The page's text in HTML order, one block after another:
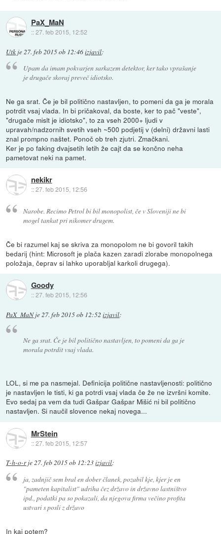
PaX_MaN
::27. feb 2015, 12:52
Utk je 27. feb 2015 ob 12:46izjavil:
Upam da imam pokvarjen sarkazem detektor, ker tako vprašanje
je drugače skoraj preveč idiotsko.
Ne ga srat. Če je bil politično nastavljen, to pomeni da ga je morala
potrdit vsaj vlada. In bi pričakoval, da boste, ker to pač "veste",
"drugače mislt je idiotsko", to za vseh 2000+ ljudi v
upravah/nadzornih svetih vseh ~500 podjetij v (delni) državni lasti
znal prompno naštet. Ponoč ob treh zjutri. Zmačkani.
Ker je po faking dvajsetih letih že cajt da se končno neha
pametovat neki na pamet.
nekikr
::27. feb 2015, 12:56
Narobe. Recimo Petrol bi bil monopolist, če v Sloveniji ne bi
mogel tankat pri nikomer drugem.
Če bi razumel kaj se skriva za monopolom ne bi govoril takih
bedarij (hint: Microsoft je plača kazen zaradi zlorabe monopolnega
položaja, čeprav si lahko uporabljal karkoli drugega).
Goody
::27. feb 2015, 12:56
PaX_MaNje27. feb 2015 ob 12:52 izjavil:
Ne ga srat. Če je bil politično nastavljen, to pomeni da ga je
morala potrdit vsaj vlada.
LOL, si me pa nasmejal. Definicija politične nastavljenosti: politično
je nastavljen le tisti, ki ga potrdi vsaj vlada če že ne izvršni komite.
Evo sedaj pa vem da tudi Gašpar Gašpar Mišić ni bil politično
nastavljen. Si naučil slovence nekaj novega...
MrStein
::27. feb 2015, 12:57
T-h-o-rje27. feb 2015 ob 12:23izjavil:
ja, zadnjič sem bral en dober članek, pozabil kje, kjer je en
"pameten kapitalist" udriha čez državo in državno lastništvo
ipd., podatki pa so pokazali, da njegova firma večino profita
ustvari s posli z državo
In kaj potem?